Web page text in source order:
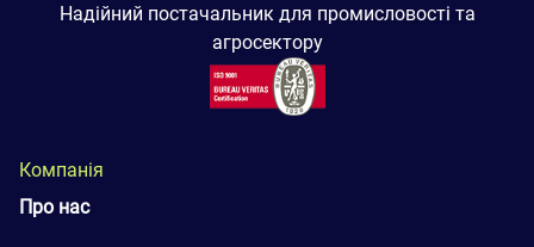
Надійний постачальник для промисловості та
агросектору
Компанія
Про нас